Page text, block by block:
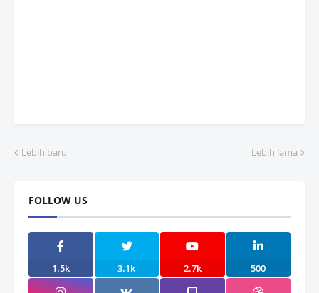
Lebih baru Lebih lama
FOLLOW US
1.5k 3.1k 2.7k 500